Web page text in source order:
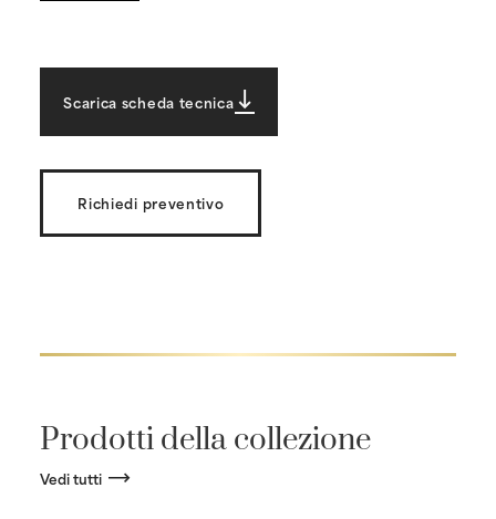
Scarica scheda tecnica
Richiedi preventivo
Prodotti della collezione
Vedi tutti